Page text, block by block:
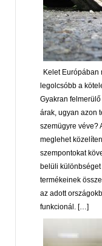
Kelet
legolcsóbb a
Gyakran
árak, ugyan azon
szemügyre véve?
meglehet
szempontokat
belüli
termékeinek
az adott
funkcionál. […]